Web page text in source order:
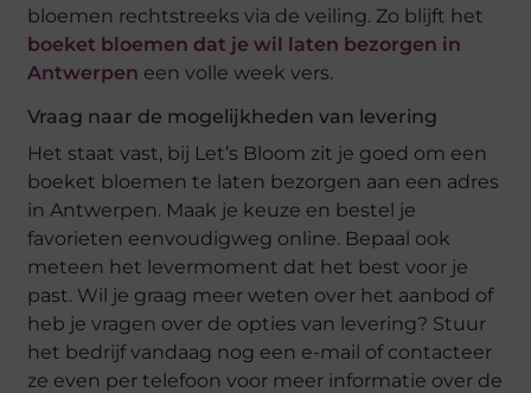
bloemen rechtstreeks via de veiling. Zo blijft het
boeket bloemen dat je wil laten bezorgen in
Antwerpen een volle week vers.
Vraag naar de mogelijkheden van levering
Het staat vast, bij Let’s Bloom zit je goed om een
boeket bloemen te laten bezorgen aan een adres
in Antwerpen. Maak je keuze en bestel je
favorieten eenvoudigweg online. Bepaal ook
meteen het levermoment dat het best voor je
past. Wil je graag meer weten over het aanbod of
heb je vragen over de opties van levering? Stuur
het bedrijf vandaag nog een e-mail of contacteer
ze even per telefoon voor meer informatie over de